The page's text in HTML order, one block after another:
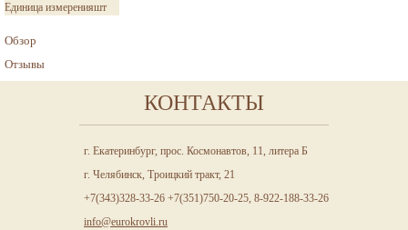
Единица измеренияшт
Обзор
Отзывы
КОНТАКТЫ
г. Екатеринбург, прос. Космонавтов, 11, литера Б
г. Челябинск, Троицкий тракт, 21
+7(343)328-33-26 +7(351)750-20-25, 8-922-188-33-26
info@eurokrovli.ru